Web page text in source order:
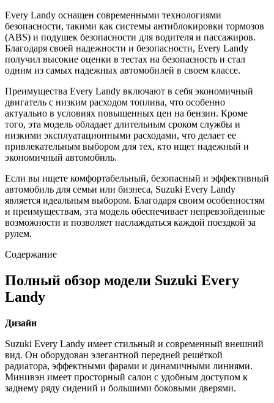
Every Landy оснащен современными технологиями
безопасности, такими как системы антиблокировки тормозов
(ABS) и подушек безопасности для водителя и пассажиров.
Благодаря своей надежности и безопасности, Every Landy
получил высокие оценки в тестах на безопасность и стал
одним из самых надежных автомобилей в своем классе.
Преимущества Every Landy включают в себя экономичный
двигатель с низким расходом топлива, что особенно
актуально в условиях повышенных цен на бензин. Кроме
того, эта модель обладает длительным сроком службы и
низкими эксплуатационными расходами, что делает ее
привлекательным выбором для тех, кто ищет надежный и
экономичный автомобиль.
Если вы ищете комфортабельный, безопасный и эффективный
автомобиль для семьи или бизнеса, Suzuki Every Landy
является идеальным выбором. Благодаря своим особенностям
и преимуществам, эта модель обеспечивает непревзойденные
возможности и позволяет наслаждаться каждой поездкой за
рулем.
Содержание
Полный обзор модели Suzuki Every
Landy
Дизайн
Suzuki Every Landy имеет стильный и современный внешний
вид. Он оборудован элегантной передней решёткой
радиатора, эффектными фарами и динамичными линиями.
Минивэн имеет просторный салон с удобным доступом к
заднему ряду сидений и большими боковыми дверями.